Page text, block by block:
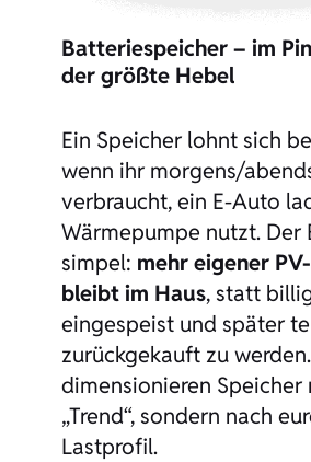
Batteriespeicher – im
der größte Hebel
Ein Speicher lohnt sich
wenn ihr morgens/
verbraucht, ein E-Auto
Wärmepumpe nutzt. Der
simpel: mehr eigener
bleibt im Haus, statt
eingespeist und später
zurückgekauft zu
dimensionieren Speicher
„Trend“, sondern nach
Lastprofil.